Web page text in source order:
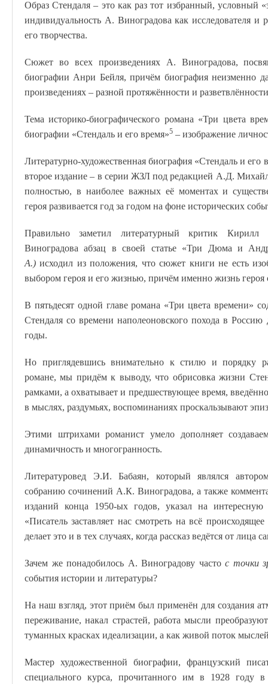
Образ Стендаля – это как раз тот избранный, условный
индивидуальность А. Виноградова как исследователя и
его творчества.
Сюжет во всех произведениях А. Виноградова,
биографии Анри Бейля, причём биография неизменно
произведениях – разной протяжённости и
Тема историко-биографического романа «Три цвета
биографии «Стендаль и его время»5 – изображение
Литературно-художественная биография «Стендаль и его
второе издание – в серии ЖЗЛ под редакцией А.Д.
полностью, в наиболее важных её моментах и
героя развивается год за годом на фоне исторических
Правильно заметил литературный критик
Виноградова абзац в своей статье «Три Дюма и
А.) исходил из положения, что сюжет книги не есть
выбором героя и его жизнью, причём именно жизнь героя
В пятьдесят одной главе романа «Три цвета времени»
Стендаля со времени наполеоновского похода в
годы.
Но приглядевшись внимательно к стилю и порядку
романе, мы придём к выводу, что обрисовка жизни
рамками, а охватывает и предшествующее время,
в мыслях, раздумьях, воспоминаниях проскальзывают
Этими штрихами романист умело дополняет
динамичность и многогранность.
Литературовед Э.И. Бабаян, который являлся
собранию сочинений А.К. Виноградова, а также
изданий конца 1950-ых годов, указал на интересную
«Писатель заставляет нас смотреть на всё
делает это и в тех случаях, когда рассказ ведётся от лица
Зачем же понадобилось А. Виноградову часто с точки
события истории и литературы?
На наш взгляд, этот приём был применён для создания
переживание, накал страстей, работа мысли
туманных красках идеализации, а как живой поток
Мастер художественной биографии, французский
специального курса, прочитанного им в 1928 году в